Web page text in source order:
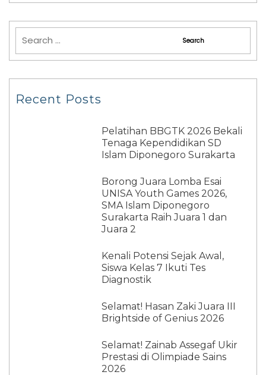
Recent Posts
Pelatihan BBGTK 2026 Bekali
Tenaga Kependidikan SD
Islam Diponegoro Surakarta
Borong Juara Lomba Esai
UNISA Youth Games 2026,
SMA Islam Diponegoro
Surakarta Raih Juara 1 dan
Juara 2
Kenali Potensi Sejak Awal,
Siswa Kelas 7 Ikuti Tes
Diagnostik
Selamat! Hasan Zaki Juara III
Brightside of Genius 2026
Selamat! Zainab Assegaf Ukir
Prestasi di Olimpiade Sains
2026